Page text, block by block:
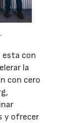
esta con
la
con cero
y ofrecer